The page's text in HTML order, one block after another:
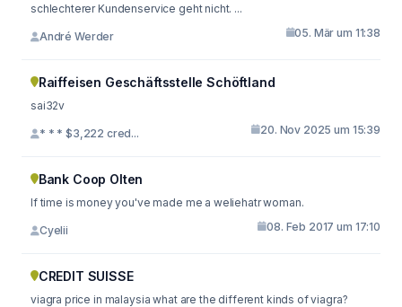
schlechterer Kundenservice geht nicht. ...
André Werder 05. Mär um 11:38
Raiffeisen Geschäftsstelle Schöftland
sai32v
* * * $3,222 cred... 20. Nov 2025 um 15:39
Bank Coop Olten
If time is money you've made me a weliehatr woman.
Cyelii 08. Feb 2017 um 17:10
CREDIT SUISSE
viagra price in malaysia what are the different kinds of viagra?